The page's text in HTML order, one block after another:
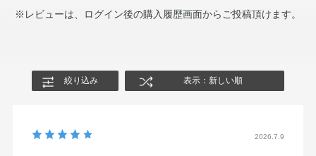
※レビューは、ログイン後の購入履歴画面からご投稿頂けます。
絞り込み 表示：新しい順
2026.7.9